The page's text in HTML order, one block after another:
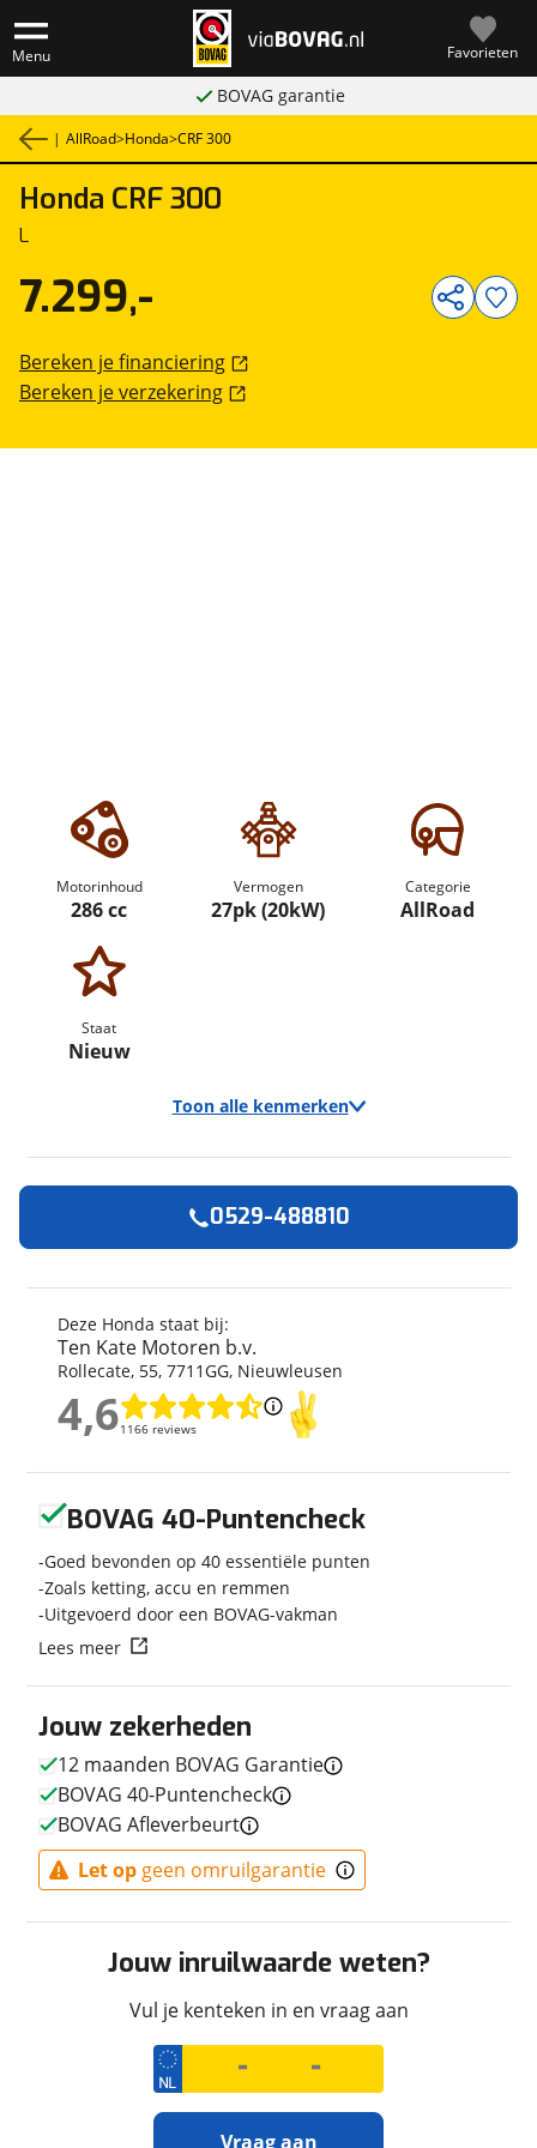
Menu Favorieten
BOVAG garantie
| AllRoad>Honda>CRF 300
Honda CRF 300
L
Motorinhoud
286 cc
Vermogen
27pk (20kW)
Categorie
AllRoad
Staat
Nieuw
Toon alle kenmerken
Merk
Honda
Model
Kenteken
Bouwjaar
2026
Categorie
AllRoad
A2 rijbewijs
Soort voertuig
Motor
Nieuw of occasion
Nieuw
Techniek
Aantal cilinders
Vermogen
27pk (20kW)
Afmetingen en gewicht
Massa ledig voertuig 138 kg
Rood
Rood
7.299,-
Bereken je financiering
Bereken je verzekering
Deze Honda staat bij:
Ten Kate Motoren b.v.
Rollecate, 55, 7711GG, Nieuwleusen
4,61166 reviews
4,61166 reviews
0529-488810
Jouw zekerheden
12 maanden BOVAG Garantie
BOVAG 40-Puntencheck
BOVAG Afleverbeurt
Let op geen omruilgarantie
Jouw inruilwaarde weten?
Vul je kenteken in en vraag aan
Vraag aan
BOVAG 40-Puntencheck
Goed bevonden op 40 essentiële punten
Zoals ketting, accu en remmen
Uitgevoerd door een BOVAG-vakman
Lees meer